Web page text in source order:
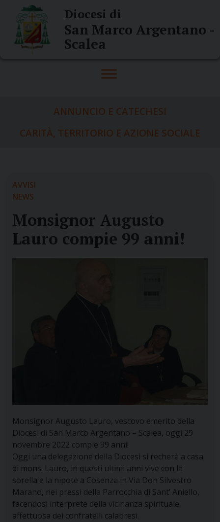
content
Diocesi di
San Marco Argentano -
Scalea
ANNUNCIO E CATECHESI
CARITÀ, TERRITORIO E AZIONE SOCIALE
AVVISI
NEWS
Monsignor Augusto
Lauro compie 99 anni!
Monsignor Augusto Lauro, vescovo emerito della
Diocesi di San Marco Argentano – Scalea, oggi 29
novembre 2022 compie 99 anni!
Oggi una delegazione della Diocesi si recherà a casa
di mons. Lauro, in questi ultimi anni vive con la
sorella e la nipote a Cosenza in Via Don Silvestro
Marano, nei pressi della Parrocchia di Sant’ Aniello,
facendosi interprete della vicinanza spirituale
affettuosa dei confratelli calabresi.